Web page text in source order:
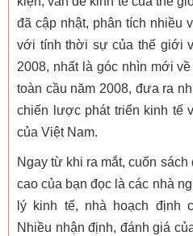
đã cập nhật, phân tích nhiều
với tính thời sự của thế giới
2008, nhất là góc nhìn mới
toàn cầu năm 2008, đưa ra
chiến lược phát triển kinh tế
của Việt Nam.
Ngay từ khi ra mắt, cuốn
cao của bạn đọc là các nhà
lý kinh tế, nhà hoạch định
Nhiều nhận định, đánh giá